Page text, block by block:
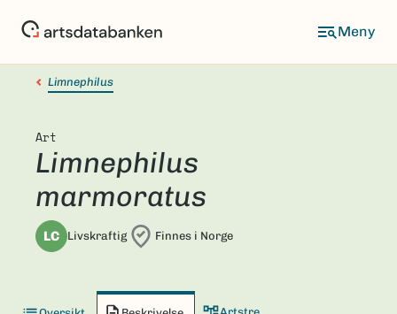
Limnephilus
Art
Limnephilus
marmoratus
LC Livskraftig Finnes i Norge